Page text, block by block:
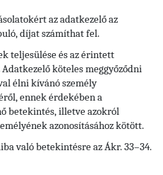
az adatkezelő az
díjat számíthat fel.
teljesülése és az érintett
köteles meggyőződni
élni kívánó személy
ennek érdekében a
betekintés, illetve azokról
azonosításához kötött.
való betekintésre az Ákr. 33–34.